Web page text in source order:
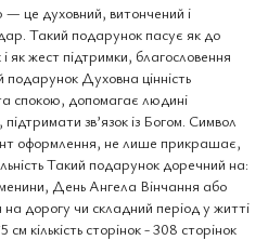
— це духовний, витончений і
Такий подарунок пасує як до
як жест підтримки, благословення
Духовна цінність
спокою, допомагає людині
зв’язок із Богом. Символ
оформлення, не лише прикрашає,
Такий подарунок доречний на:
День Ангела Вінчання або
дорогу чи складний період у житті
кількість сторінок - 308 сторінок